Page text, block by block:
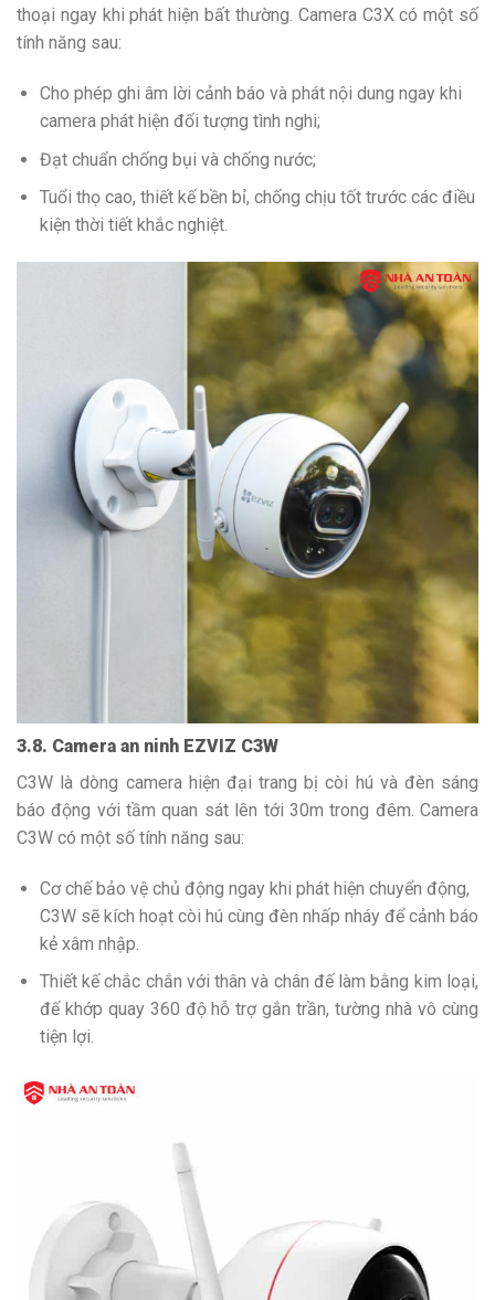
thoại ngay khi phát hiện bất thường. Camera C3X có một số
tính năng sau:
Cho phép ghi âm lời cảnh báo và phát nội dung ngay khi
camera phát hiện đối tượng tình nghi;
Đạt chuẩn chống bụi và chống nước;
Tuổi thọ cao, thiết kế bền bỉ, chống chịu tốt trước các điều
kiện thời tiết khắc nghiệt.
3.8. Camera an ninh EZVIZ C3W
C3W là dòng camera hiện đại trang bị còi hú và đèn sáng
báo động với tầm quan sát lên tới 30m trong đêm. Camera
C3W có một số tính năng sau:
Cơ chế bảo vệ chủ động ngay khi phát hiện chuyển động,
C3W sẽ kích hoạt còi hú cùng đèn nhấp nháy để cảnh báo
kẻ xâm nhập.
Thiết kế chắc chắn với thân và chân đế làm bằng kim loại,
đế khớp quay 360 độ hỗ trợ gắn trần, tường nhà vô cùng
tiện lợi.